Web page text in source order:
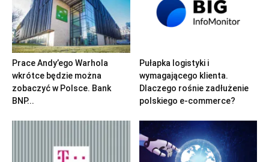
Prace Andy’ego Warhola
wkrótce będzie można
zobaczyć w Polsce. Bank
BNP...
Pułapka logistyki i
wymagającego klienta.
Dlaczego rośnie zadłużenie
polskiego e-commerce?